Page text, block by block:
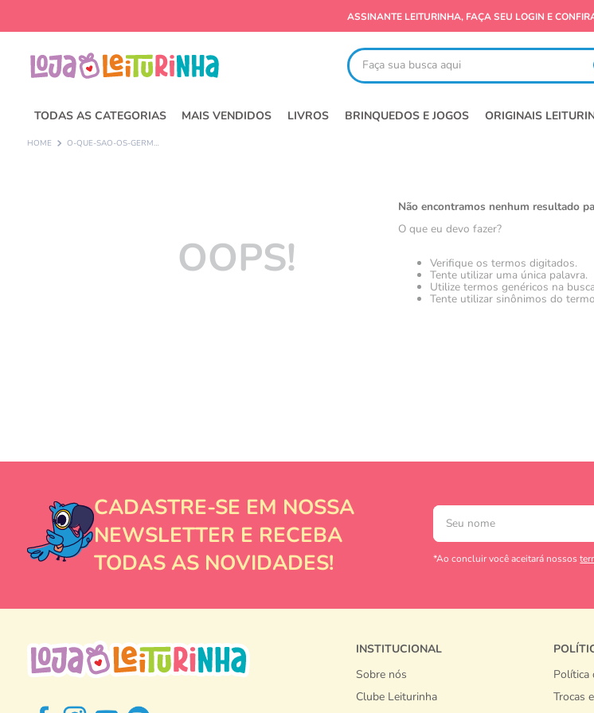
SALDÃO LEITURINHA! OFERTAS
Faça sua busca aqui
TODAS AS CATEGORIAS MAIS VENDIDOS LIVROS BRINQUEDOS E JOGOS ORIGINAIS
O-QUE-SAO-OS-GERMES-MEU-PRIMEIRO-LIVRO-DOS-PORQUES
OOPS!
Não encontramos nenhum resultado
O que eu devo fazer?
Verifique os termos digitados.
Tente utilizar uma única palavra.
Utilize termos genéricos na
Tente utilizar sinônimos do
CADASTRE-SE EM NOSSA
NEWSLETTER E RECEBA
TODAS AS NOVIDADES!
*Ao concluir você aceitará nossos
INSTITUCIONAL
Sobre nós
Clube Leiturinha
Política
Trocas